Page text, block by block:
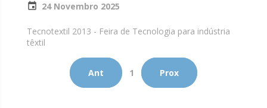
24 Novembro 2025
Tecnotextil 2013 - Feira de Tecnologia para indústria
têxtil
Ant 1 Prox